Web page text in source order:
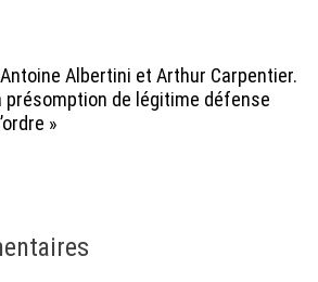
Albertini et Arthur Carpentier.
présomption de légitime défense
»